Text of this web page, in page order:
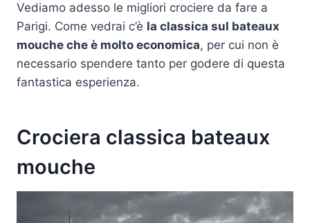
Vediamo adesso le migliori crociere da fare a
Parigi. Come vedrai c’è la classica sul bateaux
mouche che è molto economica, per cui non è
necessario spendere tanto per godere di questa
fantastica esperienza.
Crociera classica bateaux
mouche